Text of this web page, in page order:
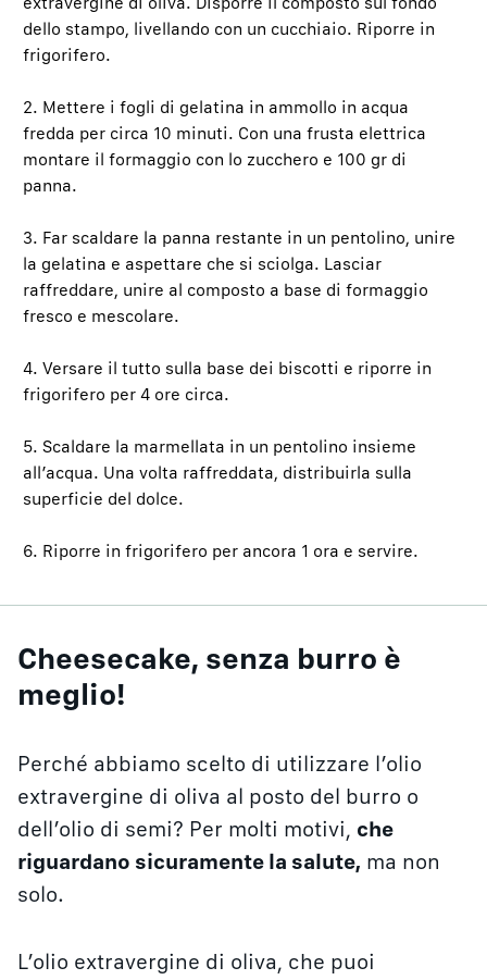
dello stampo, livellando con un cucchiaio. Riporre in
frigorifero.
2. Mettere i fogli di gelatina in ammollo in acqua
fredda per circa 10 minuti. Con una frusta elettrica
montare il formaggio con lo zucchero e 100 gr di
panna.
3. Far scaldare la panna restante in un pentolino, unire
la gelatina e aspettare che si sciolga. Lasciar
raffreddare, unire al composto a base di formaggio
fresco e mescolare.
4. Versare il tutto sulla base dei biscotti e riporre in
frigorifero per 4 ore circa.
5. Scaldare la marmellata in un pentolino insieme
all’acqua. Una volta raffreddata, distribuirla sulla
superficie del dolce.
6. Riporre in frigorifero per ancora 1 ora e servire.
Cheesecake, senza burro è
meglio!
Perché abbiamo scelto di utilizzare l’olio
extravergine di oliva al posto del burro o
dell’olio di semi? Per molti motivi, che
riguardano sicuramente la salute, ma non
solo.
L’olio extravergine di oliva, che puoi